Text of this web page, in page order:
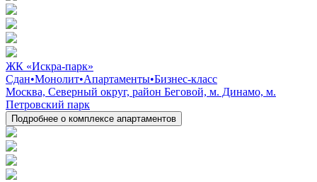
ЖК «Искра-парк»
Сдан•Монолит•Апартаменты•Бизнес-класс
Москва, Северный округ, район Беговой, м. Динамо, м.
Петровский парк
Подробнее о комплексе апартаментов